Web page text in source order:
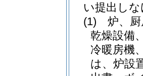
い提出し
(1)
炉、
乾燥設備
冷暖房機
は、炉設